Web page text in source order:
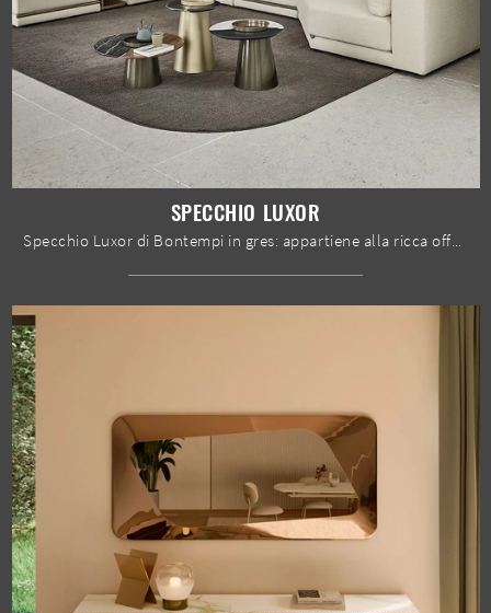
SPECCHIO LUXOR
Specchio Luxor di Bontempi in gres: appartiene alla ricca offerta di Complementi design del noto e conosciuto brand, sempre di grande qualità.